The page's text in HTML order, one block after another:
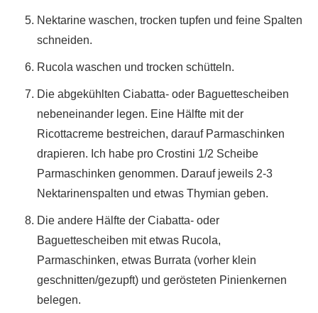
Nektarine waschen, trocken tupfen und feine Spalten
schneiden.
Rucola waschen und trocken schütteln.
Die abgekühlten Ciabatta- oder Baguettescheiben
nebeneinander legen. Eine Hälfte mit der
Ricottacreme bestreichen, darauf Parmaschinken
drapieren. Ich habe pro Crostini 1/2 Scheibe
Parmaschinken genommen. Darauf jeweils 2-3
Nektarinenspalten und etwas Thymian geben.
Die andere Hälfte der Ciabatta- oder
Baguettescheiben mit etwas Rucola,
Parmaschinken, etwas Burrata (vorher klein
geschnitten/gezupft) und gerösteten Pinienkernen
belegen.